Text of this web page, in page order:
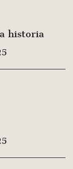
historia